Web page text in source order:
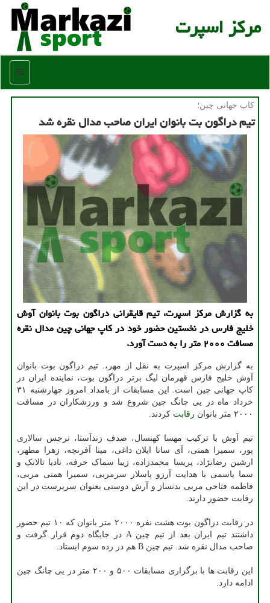
مركز اسپرت
منو
كاپ جهانی چین؛
تیم دراگون بت بانوان ایران صاحب مدال نقره شد
به گزارش مرکز اسپرت، تیم قایقرانی دراگون بوت بانوان آوش
خلیج فارس در نخستین حضور خود در کاپ جهانی چین مدال نقره
مسافت ۲۰۰۰ متر را به دست آورد.
به گزارش مرکز اسپرت به نقل از مهر،. تیم دراگون بوت بانوان
آوش خلیج فارس قهرمان لیگ برتر دراگون بوت، نماینده ایران در
کاپ جهانی چین است. این مسابقات از بامداد امروز چهارشنبه ۳۱
خرداد ماه در یی چانگ چین شروع شد و ورزشکاران در مسافت
۲۰۰۰ متر بانوان
رقابت کردند.
تیم آوش با ترکیب مهسا کهنسال، صدف زندآستا، نرجس سالاری
پور، سمیرا همتی، آی سانا ایلان داغی، مینا آفرنچه، زهرا مطهر،
ارشین رضانژاد، پریسا محمدزاده، زیبا سماک حرفه، نادیا تالانک و
سما یاسمی با هدایت آرزو پاسلار سرمربی، سمیرا همتی مربی،
فاطمه فتاحی مربی بدنساز و آرش دوستی بعنوان سرپرست در این
رقابت حضور دارند.
در رقابت دراگون بوت هشت نفره ۲۰۰۰ متر بانوان که ۱۰ تیم حضور
داشتند تیم ایران بعد از تیم چین A در جایگاه دوم قرار گرفت و
صاحب مدال نقره شد. تیم چین B هم در رده سوم ایستاد.
این رقابت ها با برگزاری مسابقات ۵۰۰ و ۲۰۰ متر در یی چانگ چین
ادامه دارد.